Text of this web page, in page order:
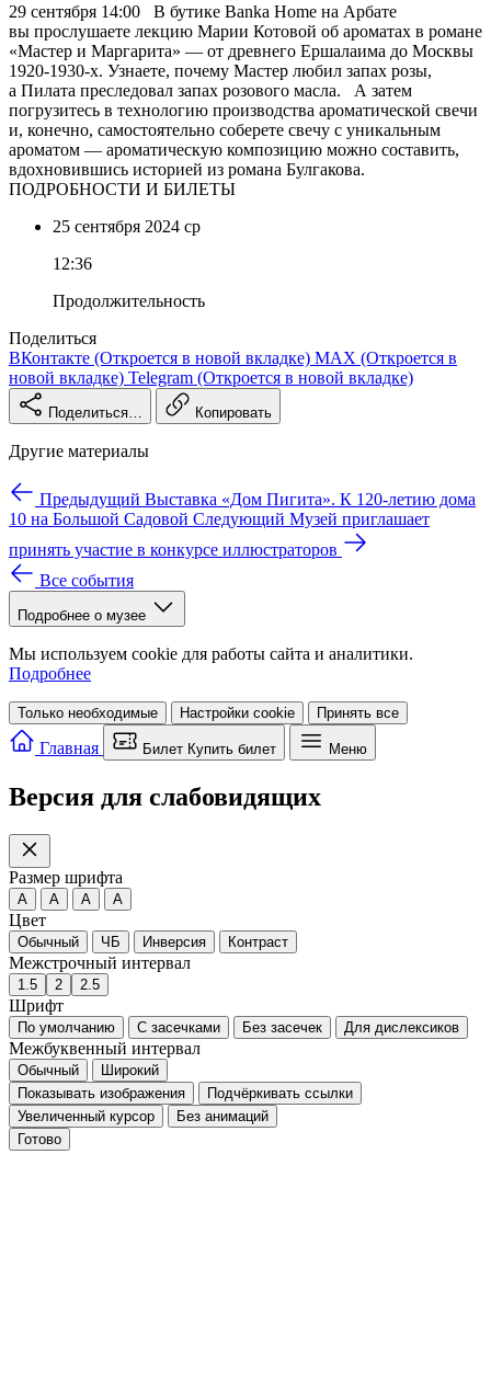
29 сентября 14:00 В бутике Banka Home на Арбате
вы прослушаете лекцию Марии Котовой об ароматах в романе
«Мастер и Маргарита» — от древнего Ершалаима до Москвы
1920-1930-х. Узнаете, почему Мастер любил запах розы,
а Пилата преследовал запах розового масла. А затем
погрузитесь в технологию производства ароматической свечи
и, конечно, самостоятельно соберете свечу с уникальным
ароматом — ароматическую композицию можно составить,
вдохновившись историей из романа Булгакова.
ПОДРОБНОСТИ И БИЛЕТЫ
25 сентября 2024 ср
12:36
Продолжительность
Поделиться
ВКонтакте (Откроется в новой вкладке) MAX (Откроется в
новой вкладке) Telegram (Откроется в новой вкладке)
Поделиться… Копировать
Другие материалы
Предыдущий Выставка «Дом Пигита». К 120-летию дома
10 на Большой Садовой Следующий Музей приглашает
принять участие в конкурсе иллюстраторов
Все события
Подробнее о музее
Мы используем cookie для работы сайта и аналитики.
Подробнее
Только необходимые Настройки cookie Принять все
Главная Билет Купить билет Меню
Версия для слабовидящих
Размер шрифта
A A A A
Цвет
Обычный ЧБ Инверсия Контраст
Межстрочный интервал
1.5 2 2.5
Шрифт
По умолчанию С засечками Без засечек Для дислексиков
Межбуквенный интервал
Обычный
Широкий
Показывать изображения
Подчёркивать ссылки
Увеличенный курсор
Без анимаций
Готово